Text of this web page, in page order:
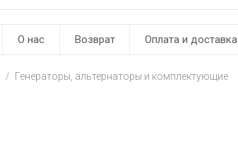
О нас Возврат Оплата и доставка
Генераторы, альтернаторы и комплектующие